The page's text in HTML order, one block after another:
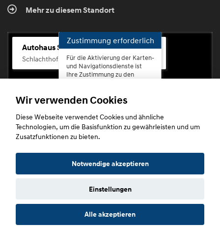
Mehr zu diesem Standort
Autohaus Scherhag
Schlachthofstr. 68, 56073 Koblenz-Rauental
Zustimmung erforderlich
Für die Aktivierung der Karten-
und Navigationsdienste ist
Ihre Zustimmung zu den
erforderlich.
Zustimmen
Copyright © 2026. Autohaus Scherhag
Datenschutz Impressum
Wir verwenden Cookies
Diese Webseite verwendet Cookies und ähnliche
Technologien, um die Basisfunktion zu gewährleisten und um
Zusatzfunktionen zu bieten.
Notwendige akzeptieren
Einstellungen
Alle akzeptieren